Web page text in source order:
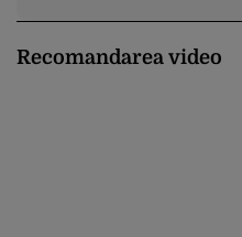
Recomandarea video